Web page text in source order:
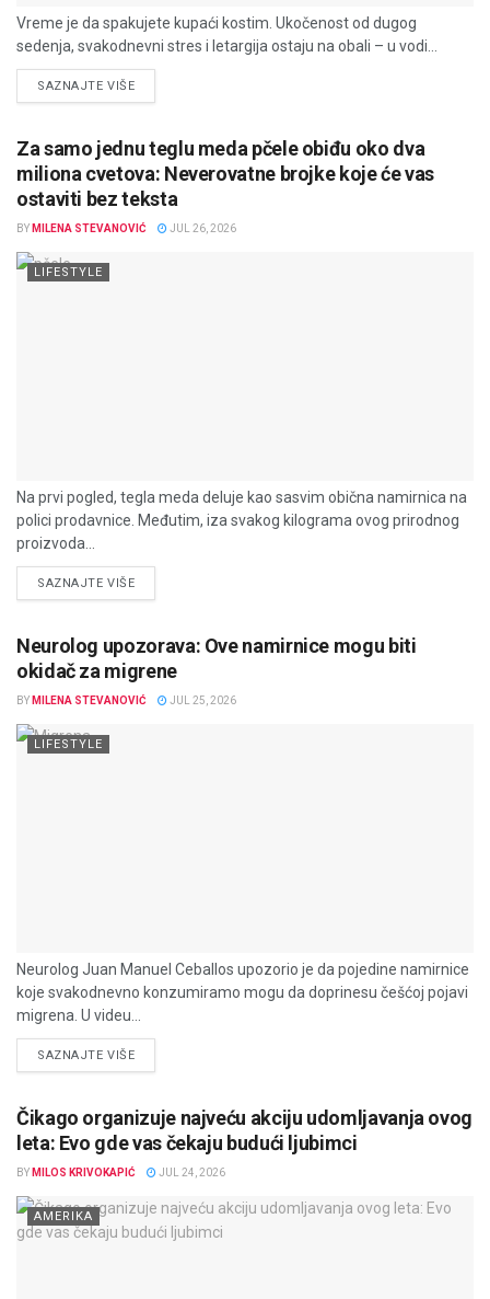
Vreme je da spakujete kupaći kostim. Ukočenost od dugog
sedenja, svakodnevni stres i letargija ostaju na obali – u vodi...
SAZNAJTE VIŠEDETAILS
Za samo jednu teglu meda pčele obiđu oko dva
miliona cvetova: Neverovatne brojke koje će vas
ostaviti bez teksta
BY MILENA STEVANOVIĆ JUL 26, 2026
LIFESTYLE
Na prvi pogled, tegla meda deluje kao sasvim obična namirnica na
polici prodavnice. Međutim, iza svakog kilograma ovog prirodnog
proizvoda...
SAZNAJTE VIŠEDETAILS
Neurolog upozorava: Ove namirnice mogu biti
okidač za migrene
BY MILENA STEVANOVIĆ JUL 25, 2026
LIFESTYLE
Neurolog Juan Manuel Ceballos upozorio je da pojedine namirnice
koje svakodnevno konzumiramo mogu da doprinesu češćoj pojavi
migrena. U videu...
SAZNAJTE VIŠEDETAILS
Čikago organizuje najveću akciju udomljavanja ovog
leta: Evo gde vas čekaju budući ljubimci
BY MILOS KRIVOKAPIĆ JUL 24, 2026
AMERIKA